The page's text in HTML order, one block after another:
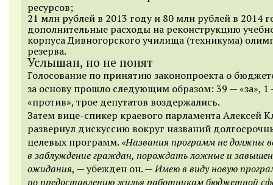
ресурсов;
21 млн рублей в 2013 году и 80 млн рублей в 2014
дополнительные расходы на реконструкцию
корпуса Дивногорского училища (техникума)
резерва.
Услышан, но не понят
Голосование по принятию законопроекта о
за основу прошло следующим образом: 39 — «за», 1
«против», трое депутатов воздержались.
Затем вице-спикер краевого парламента Алексей
развернул дискуссию вокруг названий
целевых программ. «Названия программ не должны
в заблуждение граждан, порождать ложные и
ожидания, — убежден он. —Имею в виду новую
по предоставлению жилья работникам бюджетной